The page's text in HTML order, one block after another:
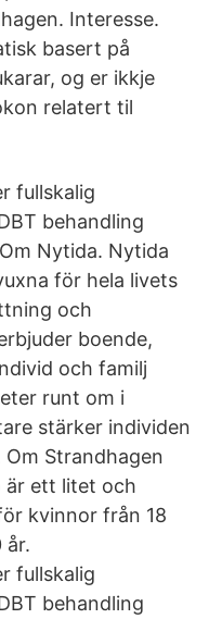
Interesse.
basert på
og er ikkje
relatert til
fullskalig
behandling
Nytida. Nytida
för hela livets
och
boende,
och familj
runt om i
stärker individen
Strandhagen
är ett litet och
kvinnor från 18
år.
fullskalig
behandling